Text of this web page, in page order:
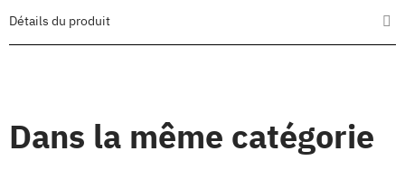
Détails du produit
Dans la même catégorie